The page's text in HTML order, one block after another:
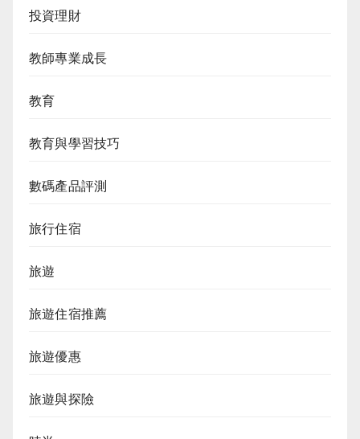
投資理財
教師專業成長
教育
教育與學習技巧
數碼產品評測
旅行住宿
旅遊
旅遊住宿推薦
旅遊優惠
旅遊與探險